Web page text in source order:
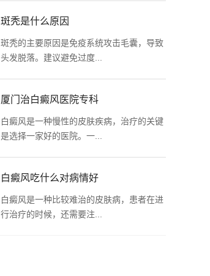
斑秃是什么原因
斑秃的主要原因是免疫系统攻击毛囊，导致
头发脱落。建议避免过度...
厦门治白癜风医院专科
白癜风是一种慢性的皮肤疾病，治疗的关键
是选择一家好的医院。一...
白癜风吃什么对病情好
白癜风是一种比较难治的皮肤病，患者在进
行治疗的时候，还需要注...